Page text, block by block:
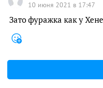
10 июня 2021 в 17:47
Зато фуражка как у